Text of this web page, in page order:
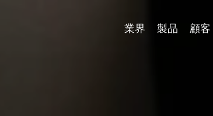
業界
製品 顧客